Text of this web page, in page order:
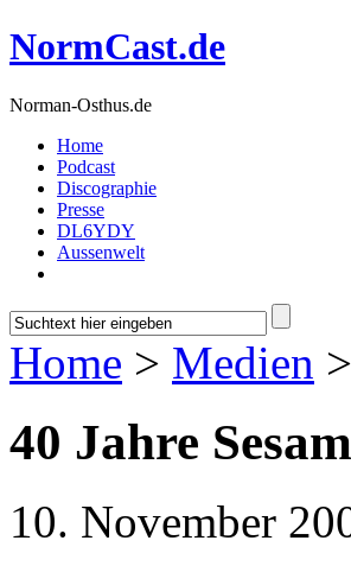
NormCast.de
Norman-Osthus.de
Home
Podcast
Discographie
Presse
DL6YDY
Aussenwelt
Home > Medien
40 Jahre
10. November